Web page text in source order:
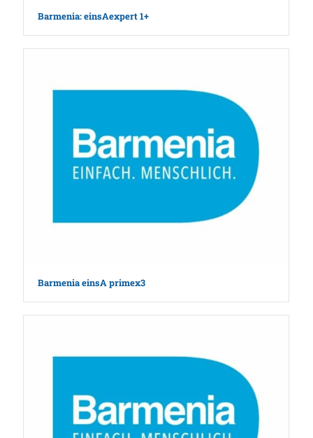
Barmenia: einsAexpert 1+
Barmenia einsA primex3